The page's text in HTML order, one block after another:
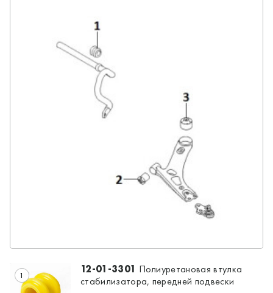
1 12-01-3301 Полиуретановая втулка
стабилизатора, передней подвески